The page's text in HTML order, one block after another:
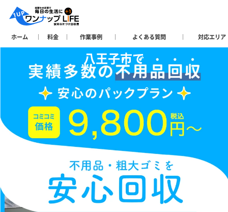
ホーム 料金 作業事例 よくある質問 対応エリア
八王子市で